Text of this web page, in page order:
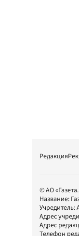
Редакция
© АО
Название:
Учредитель:
Адрес
Адрес
Телефон